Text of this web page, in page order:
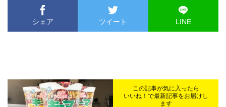
シェア ツイート LINE
この記事が気に入ったら
いいね！で最新記事をお届けし
ます